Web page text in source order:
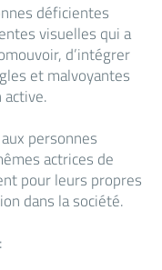
déficientes
visuelles qui a
d’intégrer
et malvoyantes
active.
personnes
actrices de
pour leurs propres
dans la société.